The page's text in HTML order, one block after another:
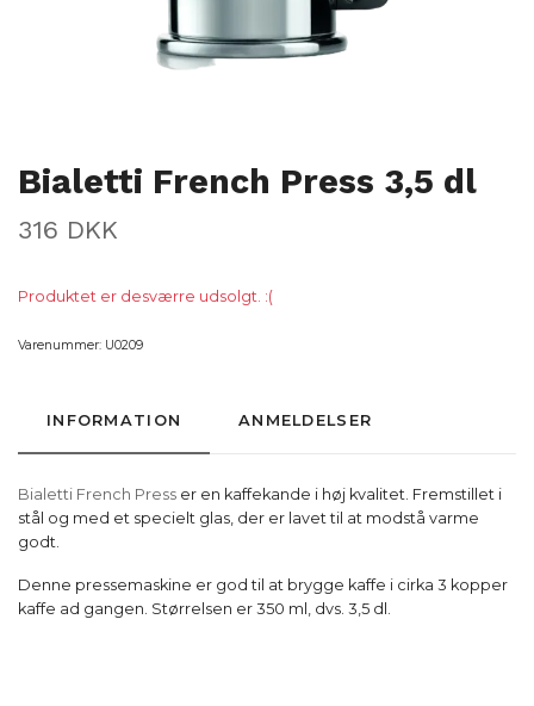
Bialetti French Press 3,5 dl
316 DKK
Produktet er desværre udsolgt. :(
Varenummer: U0209
INFORMATION ANMELDELSER
Bialetti French Press er en kaffekande i høj kvalitet. Fremstillet i
stål og med et specielt glas, der er lavet til at modstå varme
godt.
Denne pressemaskine er god til at brygge kaffe i cirka 3 kopper
kaffe ad gangen. Størrelsen er 350 ml, dvs. 3,5 dl.